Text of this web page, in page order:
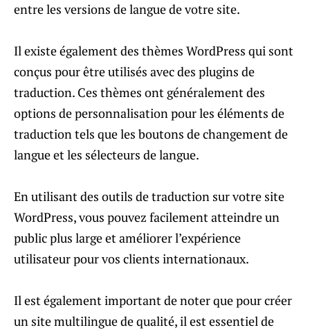
entre les versions de langue de votre site.
Il existe également des thèmes WordPress qui sont
conçus pour être utilisés avec des plugins de
traduction. Ces thèmes ont généralement des
options de personnalisation pour les éléments de
traduction tels que les boutons de changement de
langue et les sélecteurs de langue.
En utilisant des outils de traduction sur votre site
WordPress, vous pouvez facilement atteindre un
public plus large et améliorer l’expérience
utilisateur pour vos clients internationaux.
Il est également important de noter que pour créer
un site multilingue de qualité, il est essentiel de